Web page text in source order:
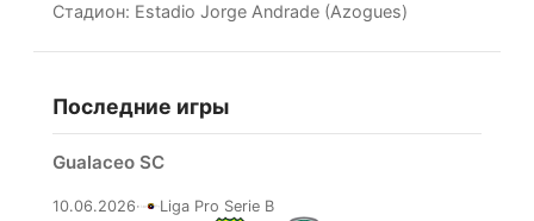
Стадион: Estadio Jorge Andrade (Azogues)
Последние игры
Gualaceo SC
10.06.2026· Liga Pro Serie B